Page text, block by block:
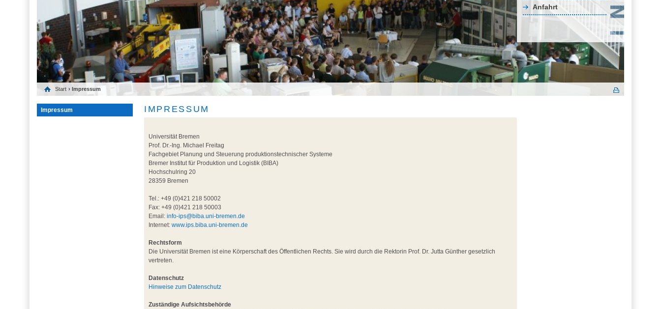
Anfahrt
Start › Impressum
Impressum IMPRESSUM
Universität Bremen
Prof. Dr.-Ing. Michael Freitag
Fachgebiet Planung und Steuerung produktionstechnischer Systeme
Bremer Institut für Produktion und Logistik (BIBA)
Hochschulring 20
28359 Bremen
Tel.: +49 (0)421 218 50002
Fax: +49 (0)421 218 50003
Email:info-ips@biba.uni-bremen.de
Internet:www.ips.biba.uni-bremen.de
Rechtsform
Die Universität Bremen ist eine Körperschaft des Öffentlichen Rechts. Sie wird durch die Rektorin Prof. Dr. Jutta Günther gesetzlich
vertreten.
Datenschutz
Hinweise zum Datenschutz
Zuständige Aufsichtsbehörde